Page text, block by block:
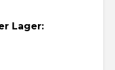
Lager: